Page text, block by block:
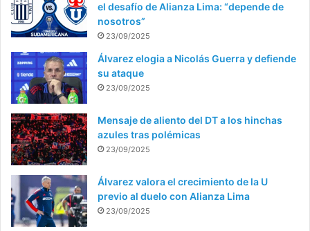
el desafío de Alianza Lima: “depende de
nosotros”
23/09/2025
Álvarez elogia a Nicolás Guerra y defiende
su ataque
23/09/2025
Mensaje de aliento del DT a los hinchas
azules tras polémicas
23/09/2025
Álvarez valora el crecimiento de la U
previo al duelo con Alianza Lima
23/09/2025